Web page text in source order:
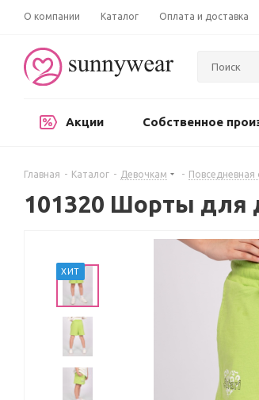
О компании Каталог Оплата и доставка
Акции Собственное
Главная - Каталог - Девочкам -
101320 Шорты для
ХИТ